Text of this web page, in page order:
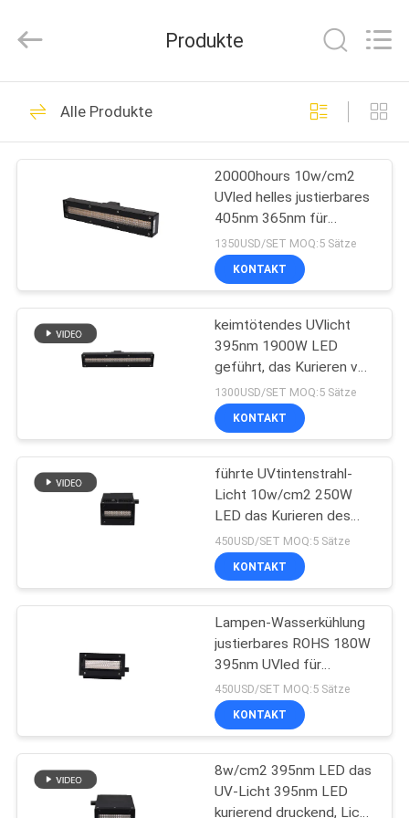
HAUS
PRODUKTE
ÜBER
FABRIK-
AUSFLUG
QUALITÄTSKONTROLLE
TRETEN
SIE
VERBINDUNG
NACHRICHTEN
SIE
EIN
Electronics
Rights
UVled, die System
70
UVled, die
Ausrüstung kuriert
79
UVled-Stelle, die
System kuriert
Eis-Bad-Kühler
Produkte
Alle Produkte
20000hours 10w/cm2
UVled helles justierbares
405nm 365nm für
Drucken kurierend
1350USD/SET MOQ:5 Sätze
KONTAKT
keimtötendes UVlicht
395nm 1900W LED
geführt, das Kurieren von
Lichtern für
Flachbettdrucker mit
Tinte zu schwärzen
1300USD/SET MOQ:5 Sätze
KONTAKT
führte UVtintenstrahl-
Licht 10w/cm2 250W
LED das Kurieren des
Lichtes für Epson-
Drucker
450USD/SET MOQ:5 Sätze
KONTAKT
Lampen-Wasserkühlung
justierbares ROHS 180W
395nm UVled für
Drucken
450USD/SET MOQ:5 Sätze
KONTAKT
8w/cm2 395nm LED das
UV-Licht 395nm LED
kurierend druckend, Licht